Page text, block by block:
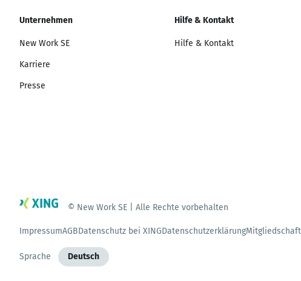
Unternehmen
New Work SE
Karriere
Presse
Hilfe & Kontakt
Hilfe & Kontakt
© New Work SE | Alle Rechte vorbehalten
ImpressumAGBDatenschutz bei XINGDatenschutzerklärung
Sprache Deutsch